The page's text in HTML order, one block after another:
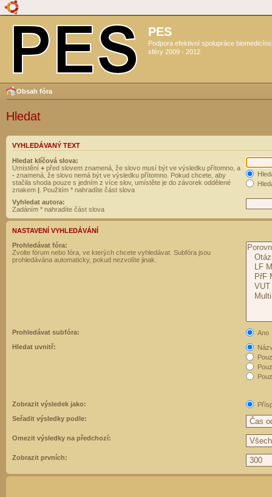
PES
Podpora efektivní spolupráce
sféry 2009 - 2012
Obsah fóra
Hledat
VYHLEDÁVANÝ TEXT
Hledat klíčová slova:
Umístění + před slovem znamená, že slovo musí být ve výsledku přítomno, a
- znamená, že slovo nemá být ve výsledku přítomno. Pokud chcete, aby
stačila shoda pouze s jedním z více slov, umístěte je do závorek oddělené
znakem | . Použitím * nahradíte část slova
Vyhledat autora:
Zadáním * nahradíte část slova
NASTAVENÍ VYHLEDÁVÁNÍ
Prohledávat fóra:
Zvolte fórum nebo fóra, ve kterých chcete vyhledávat. Subfóra jsou
prohledávána automaticky, pokud nezvolíte jinak.
Prohledávat subfóra:
Ano
Hledat uvnitř:
Zobrazit výsledek jako:
Seřadit výsledky podle:
Omezit výsledky na předchozí:
Zobrazit prvních: